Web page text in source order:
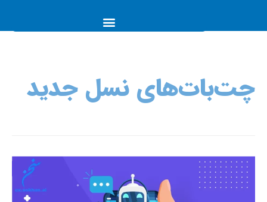
چت‌بات‌های نسل جدید